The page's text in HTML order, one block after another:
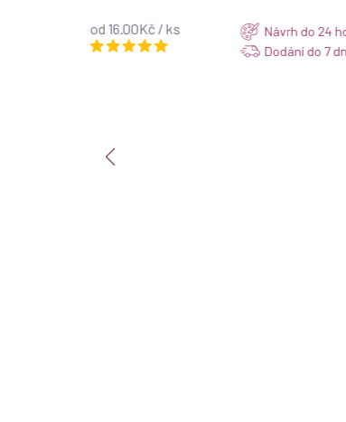
od 16.00Kč / ks
Návrh do 24
Dodání do 7